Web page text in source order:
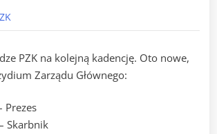
PZK
PZK na kolejną kadencję. Oto nowe,
Zarządu Głównego:
Prezes
Skarbnik